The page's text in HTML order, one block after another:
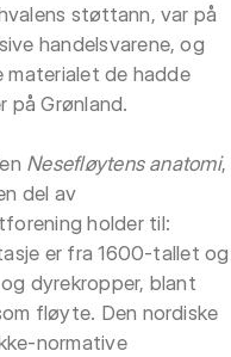
støttann, var på
handelsvarene, og
materialet de hadde
Grønland.
Nesefløytens anatomi,
del av
holder til:
er fra 1600-tallet og
dyrekropper, blant
fløyte. Den nordiske
normative